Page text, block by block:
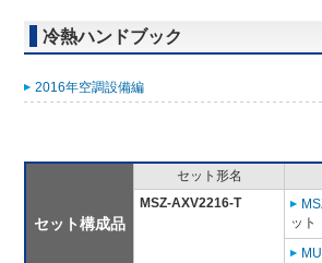
冷熱ハンドブック
2016年空調設備編
セット構成品
セット形名
MSZ-AXV2216-T
ット